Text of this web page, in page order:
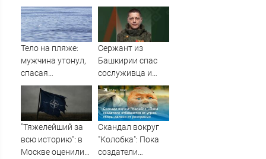
судьбу военных
баз
озере Старица
Тело на пляже:
мужчина утонул,
спасая
маленькую дочку
09/08/2026 –
Новости
Сержант из
Башкирии спас
сослуживца и
получил ранение
в зоне СВО
"Тяжелейший за
всю историю": в
Москве оценили
Скандал вокруг
"Колобка": Пока
создатели